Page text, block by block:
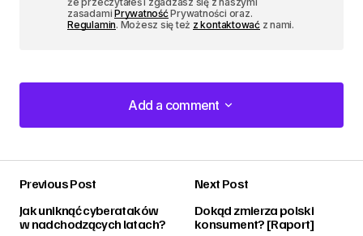
zasadamiPrywatnośćPrywatności oraz.
Regulamin. Możesz się też z kontaktowaćz nami.
Add a comment
Add a comment
Previous Post
Jak uniknąć cyberataków
w nadchodzących latach?
Next Post
Dokąd zmierza polski
konsument? [Raport]